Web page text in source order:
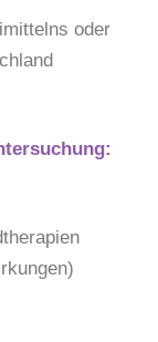
oder